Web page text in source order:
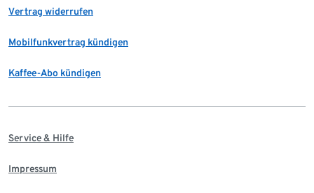
Vertrag widerrufen
Mobilfunkvertrag kündigen
Kaffee-Abo kündigen
Service & Hilfe
Impressum